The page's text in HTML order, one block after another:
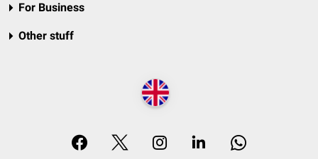
For Business
Other stuff